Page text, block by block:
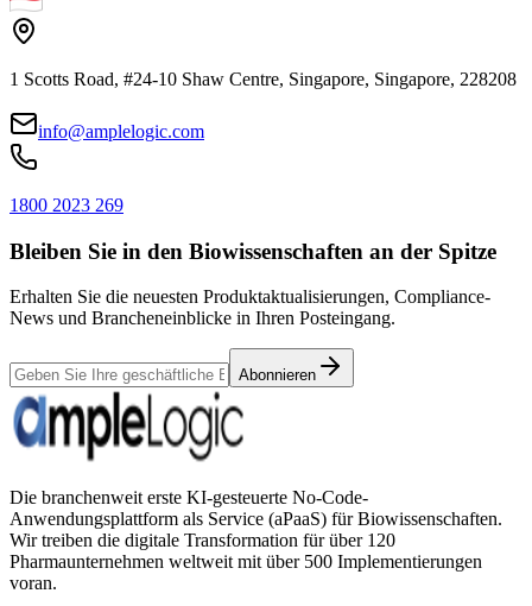
1 Scotts Road, #24-10 Shaw Centre, Singapore, Singapore, 228208
info@amplelogic.com
1800 2023 269
Bleiben Sie in den Biowissenschaften an der Spitze
Erhalten Sie die neuesten Produktaktualisierungen, Compliance-
News und Brancheneinblicke in Ihren Posteingang.
Abonnieren
Die branchenweit erste KI-gesteuerte No-Code-
Anwendungsplattform als Service (aPaaS) für Biowissenschaften.
Wir treiben die digitale Transformation für über 120
Pharmaunternehmen weltweit mit über 500 Implementierungen
voran.